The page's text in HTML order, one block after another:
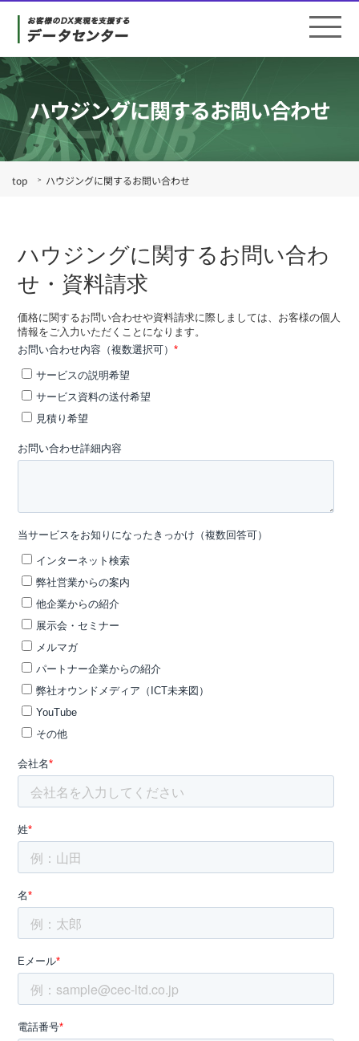
ハウジングに関するお問い合わせ
top ハウジングに関するお問い合わせ